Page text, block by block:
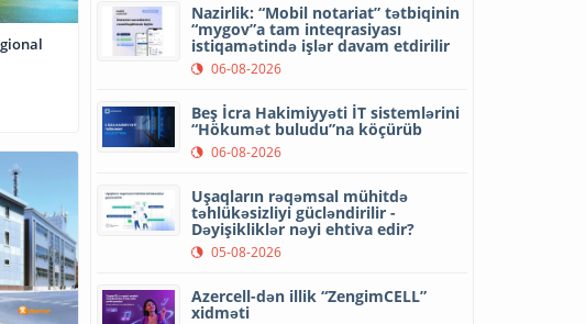
Nazirlik: “Mobil notariat” tətbiqinin
“mygov”a tam inteqrasiyası
istiqamətində işlər davam etdirilir
06-08-2026
Beş İcra Hakimiyyəti İT sistemlərini
“Hökumət buludu”na köçürüb
06-08-2026
Uşaqların rəqəmsal mühitdə
təhlükəsizliyi gücləndirilir -
Dəyişikliklər nəyi ehtiva edir?
05-08-2026
Azercell-dən illik “ZengimCELL”
xidməti